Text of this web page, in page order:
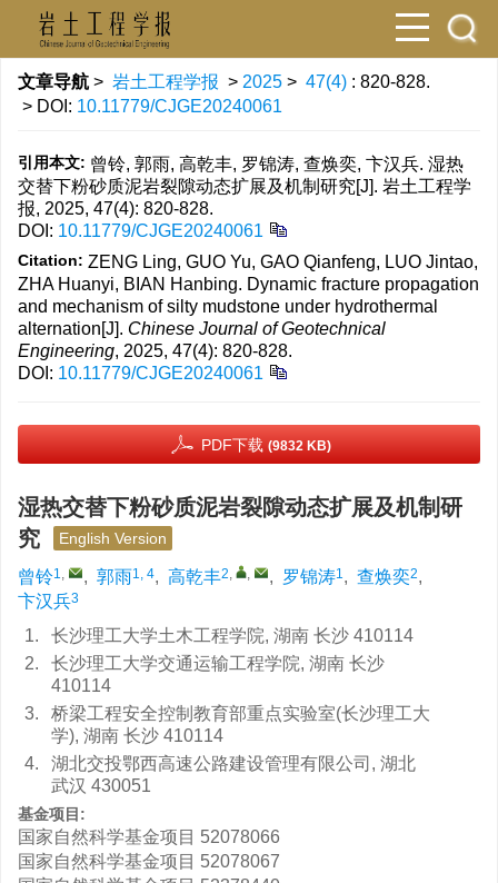
文章导航 > 岩土工程学报 > 2025 > 47(4) : 820-828.
> DOI: 10.11779/CJGE20240061
引用本文: 曾铃, 郭雨, 高乾丰, 罗锦涛, 查焕奕, 卞汉兵. 湿热
交替下粉砂质泥岩裂隙动态扩展及机制研究[J]. 岩土工程学
报, 2025, 47(4): 820-828.
DOI: 10.11779/CJGE20240061
Citation: ZENG Ling, GUO Yu, GAO Qianfeng, LUO Jintao,
ZHA Huanyi, BIAN Hanbing. Dynamic fracture propagation
and mechanism of silty mudstone under hydrothermal
alternation[J]. Chinese Journal of Geotechnical
Engineering, 2025, 47(4): 820-828.
DOI: 10.11779/CJGE20240061
PDF下载 (9832 KB)
湿热交替下粉砂质泥岩裂隙动态扩展及机制研
究
English Version
曾铃1, , 郭雨1, 4, 高乾丰2, , , 罗锦涛1, 查焕奕2,
卞汉兵3
1.
长沙理工大学土木工程学院, 湖南 长沙 410114
2.
长沙理工大学交通运输工程学院, 湖南 长沙
410114
3.
桥梁工程安全控制教育部重点实验室(长沙理工大
学), 湖南 长沙 410114
4.
湖北交投鄂西高速公路建设管理有限公司, 湖北
武汉 430051
基金项目:
国家自然科学基金项目 52078066
国家自然科学基金项目 52078067